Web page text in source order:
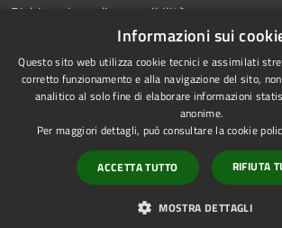
Dichiarazione di accessibilità
RSS
Accessibilità
Informazioni sui
Questo sito web utilizza cookie tecnici e assimilati
corretto funzionamento e alla navigazione del sito,
analitico al solo fine di elaborare informazioni
anonime.
Per maggiori dettagli, può consultare la cookie
ACCETTA TUTTO RIFIUTA
MOSTRA DETTAGLI